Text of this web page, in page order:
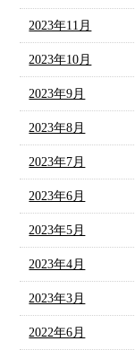
2023年11月
2023年10月
2023年9月
2023年8月
2023年7月
2023年6月
2023年5月
2023年4月
2023年3月
2022年6月